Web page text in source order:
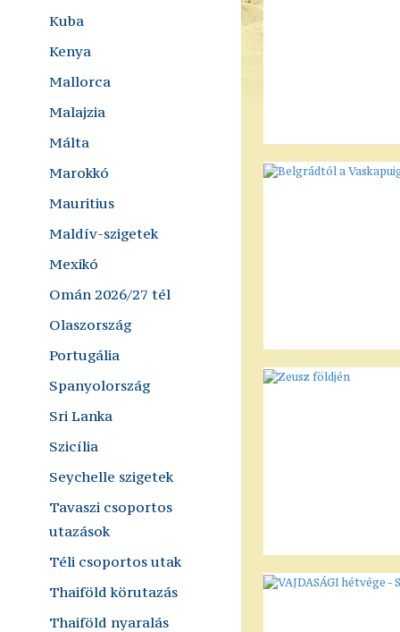
Kuba
Kenya
Mallorca
Malajzia
Málta
Marokkó
Mauritius
Maldív-szigetek
Mexikó
Omán 2026/27 tél
Olaszország
Portugália
Spanyolország
Sri Lanka
Szicília
Seychelle szigetek
Tavaszi csoportos
utazások
Téli csoportos utak
Thaiföld körutazás
Thaiföld nyaralás